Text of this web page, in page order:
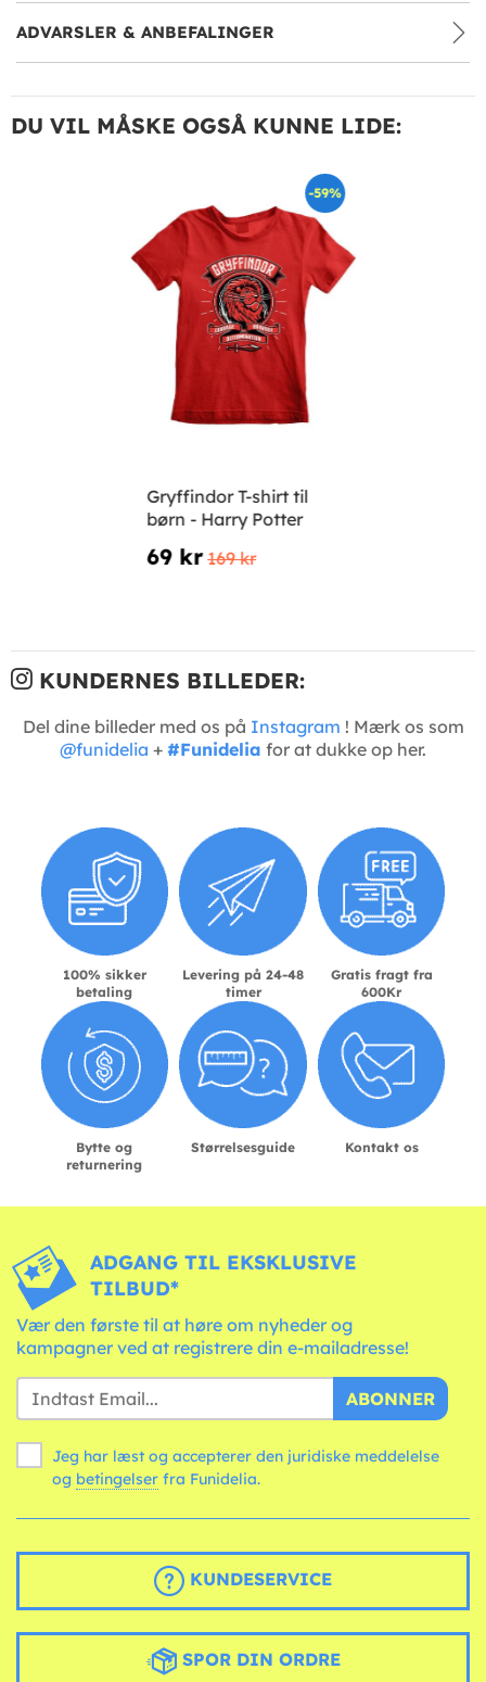
ADVARSLER & ANBEFALINGER
DU VIL MÅSKE OGSÅ KUNNE LIDE:
-59%
Gryffindor T-shirt til
børn - Harry Potter
69 kr 169 kr
KUNDERNES BILLEDER:
Del dine billeder med os på Instagram ! Mærk os som
@funidelia + #Funidelia for at dukke op her.
100% sikker
betaling
Levering på 24-48
timer
Gratis fragt fra
600Kr
Bytte og
returnering
Størrelsesguide Kontakt os
ADGANG TIL EKSKLUSIVE
TILBUD*
Vær den første til at høre om nyheder og
kampagner ved at registrere din e-mailadresse!
ABONNER
Jeg har læst og accepterer den juridiske meddelelse
og betingelser fra Funidelia.
KUNDESERVICE
SPOR DIN ORDRE